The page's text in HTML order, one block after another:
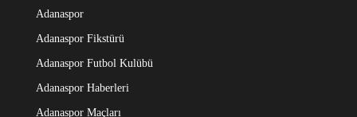
Adanaspor
Adanaspor Fikstürü
Adanaspor Futbol Kulübü
Adanaspor Haberleri
Adanaspor Maçları